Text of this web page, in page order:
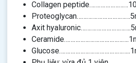
Collagen
Axit